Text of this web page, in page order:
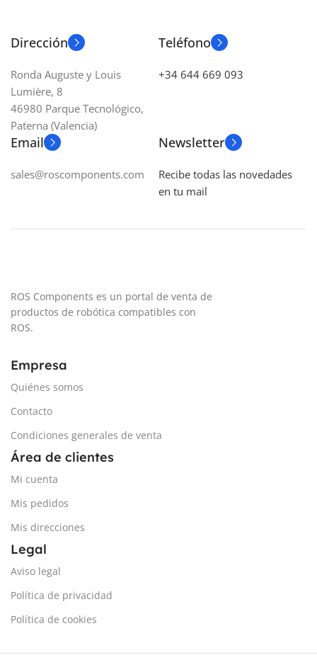
± 18000 N
RANGO DE MEDICIÓN MX, MY
± 1400 Nm
RESOLUCIÓN FZ 3,0 N
0,21 Nm
DIÁMETRO 190 mm
VERSIÓN DAQ
Dirección
Ronda Auguste y Louis
Lumière, 8
46980 Parque Tecnológico,
Paterna (Valencia)
Teléfono
+34 644 669 093
Email
sales@roscomponents.com
Newsletter
Recibe todas las novedades
en tu mail
ROS Components es un portal de venta de
productos de robótica compatibles con
ROS.
Empresa
Quiénes somos
Contacto
Condiciones generales de venta
Área de clientes
Mi cuenta
Mis pedidos
Mis direcciones
Legal
Aviso legal
Política de privacidad
Política de cookies